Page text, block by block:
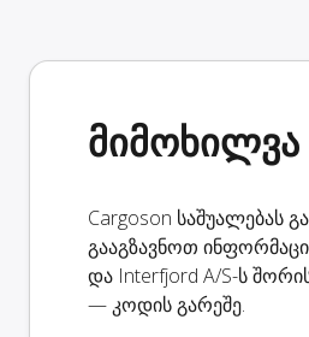
მიმოხილვა
Cargoson საშუალებას
გააგზავნოთ
და Interfjord A/S-ს
— კოდის გარეშე.